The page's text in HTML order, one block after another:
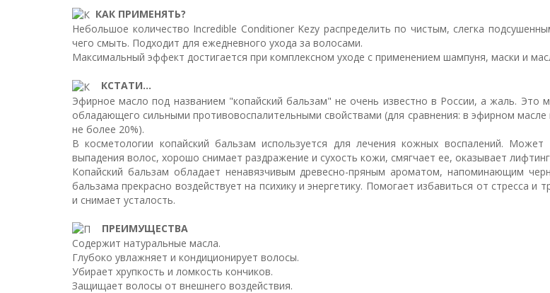
КАК ПРИМЕНЯТЬ?
Небольшое количество Incredible Conditioner Kezy распределить по чистым, слегка
чего смыть. Подходит для ежедневного ухода за волосами.
Максимальный эффект достигается при комплексном уходе с применением шампуня, маски и
КСТАТИ...
Эфирное масло под названием "копайский бальзам" не очень известно в России, а жаль.
обладающего сильными противовоспалительными свойствами (для сравнения: в эфирном
не более 20%).
В косметологии копайский бальзам используется для лечения кожных воспалений.
выпадения волос, хорошо снимает раздражение и сухость кожи, смягчает ее, оказывает
Копайский бальзам обладает ненавязчивым древесно-пряным ароматом, напоминающим
бальзама прекрасно воздействует на психику и энергетику. Помогает избавиться от стресса
и снимает усталость.
ПРЕИМУЩЕСТВА
Содержит натуральные масла.
Глубоко увлажняет и кондиционирует волосы.
Убирает хрупкость и ломкость кончиков.
Защищает волосы от внешнего воздействия.